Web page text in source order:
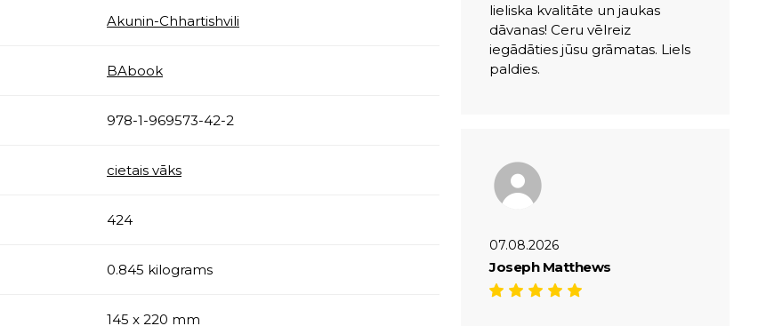
Akunin-Chhartishvili
BAbook
978-1-969573-42-2
cietais vāks
424
0.845 kilograms
145 x 220 mm
lieliska kvalitāte un jaukas
dāvanas! Ceru vēlreiz
iegādāties jūsu grāmatas. Liels
paldies.
07.08.2026
Joseph Matthews